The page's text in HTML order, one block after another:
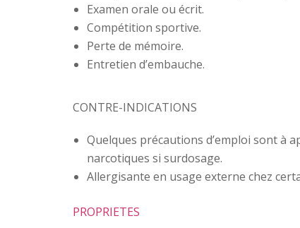
Examen orale ou écrit.
Compétition sportive.
Perte de mémoire.
Entretien d’embauche.
CONTRE-INDICATIONS
Quelques précautions d’emploi sont à
narcotiques si surdosage.
Allergisante en usage externe chez
PROPRIETES